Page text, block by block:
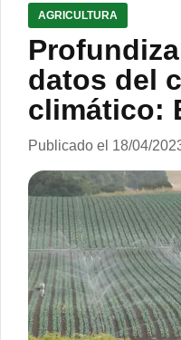
AGRICULTURA
datos del
climático:
Publicado el 18/04/